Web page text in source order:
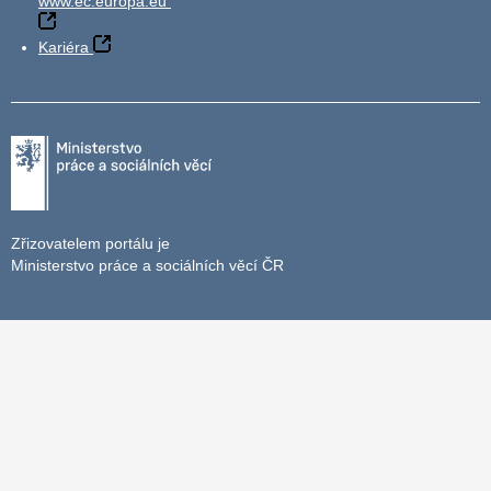
Kariéra
Zřizovatelem portálu je
Ministerstvo práce a sociálních věcí ČR